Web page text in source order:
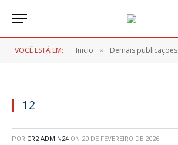
VOCÊ ESTÁ EM: Inicio » Demais publicações
12
POR CR2-ADMIN24 ON 20 DE FEVEREIRO DE 2026